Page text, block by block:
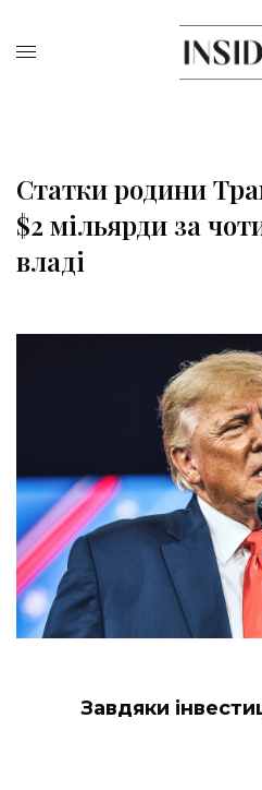
Статки родини
$2 мільярди за
владі
Завдяки